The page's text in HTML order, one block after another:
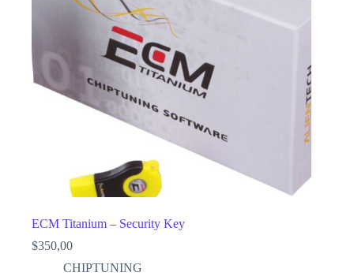
ECM Titanium – Security Key
$350,00
CHIPTUNING